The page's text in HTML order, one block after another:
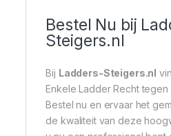
Bestel Nu bij
Steigers.nl
Bij Ladders-Steigers.nl
Enkele Ladder Recht
Bestel nu en ervaar het
de kwaliteit van deze